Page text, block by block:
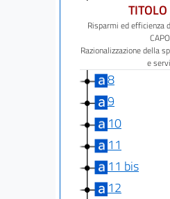
Risparmi ed efficienza
Razionalizzazione della
e
8
9
10
11
11 bis
12